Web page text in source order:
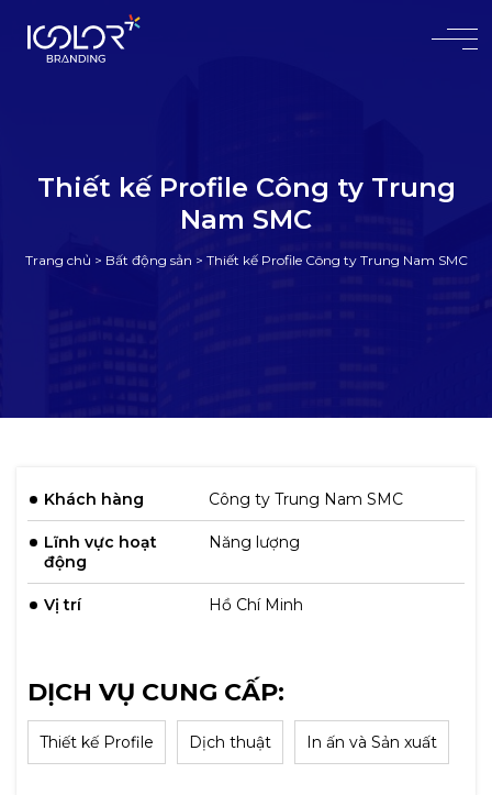
#
Thiết kế Profile Công ty Trung
Nam SMC
Trang chủ > Bất động sản > Thiết kế Profile Công ty Trung Nam SMC
Khách hàng Công ty Trung Nam SMC
Lĩnh vực hoạt
động
Năng lượng
Vị trí Hồ Chí Minh
DỊCH VỤ CUNG CẤP:
Thiết kế Profile Dịch thuật In ấn và Sản xuất